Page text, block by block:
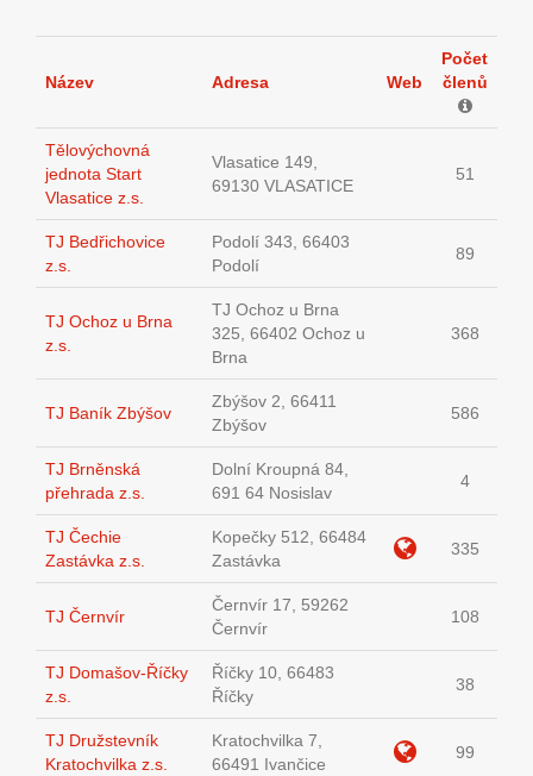
Název Adresa Web
Počet
členů
Tělovýchovná
jednota Start
Vlasatice z.s.
Vlasatice 149,
69130 VLASATICE
51
TJ Bedřichovice
z.s.
Podolí 343, 66403
Podolí
89
TJ Ochoz u Brna
z.s.
TJ Ochoz u Brna
325, 66402 Ochoz u
Brna
368
TJ Baník Zbýšov
Zbýšov 2, 66411
Zbýšov
586
TJ Brněnská
přehrada z.s.
Dolní Kroupná 84,
691 64 Nosislav
4
TJ Čechie
Zastávka z.s.
Kopečky 512, 66484
Zastávka
335
TJ Černvír
Černvír 17, 59262
Černvír
108
TJ Domašov-Říčky
z.s.
Říčky 10, 66483
Říčky
38
TJ Družstevník
Kratochvilka z.s.
Kratochvilka 7,
66491 Ivančice
99